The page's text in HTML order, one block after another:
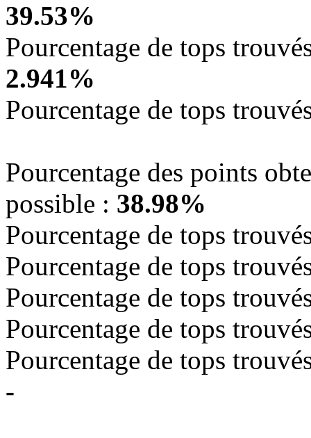
39.53%
Pourcentage de tops
2.941%
Pourcentage de tops
Pourcentage des points
possible : 38.98%
Pourcentage de tops
Pourcentage de tops
Pourcentage de tops
Pourcentage de tops
Pourcentage de tops
-